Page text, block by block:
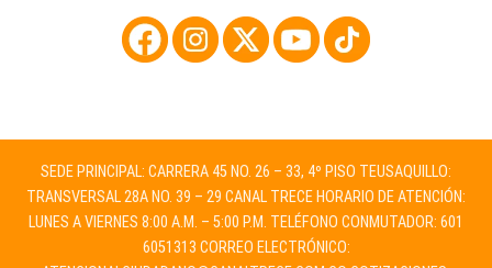
SEDE PRINCIPAL: CARRERA 45 NO. 26 – 33, 4º PISO TEUSAQUILLO:
TRANSVERSAL 28A NO. 39 – 29 CANAL TRECE HORARIO DE ATENCIÓN:
LUNES A VIERNES 8:00 A.M. – 5:00 P.M. TELÉFONO CONMUTADOR: 601
6051313 CORREO ELECTRÓNICO: